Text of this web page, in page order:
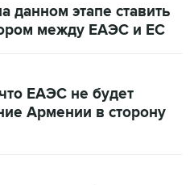
данном этапе ставить
между ЕАЭС и ЕС
ЕАЭС не будет
Армении в сторону